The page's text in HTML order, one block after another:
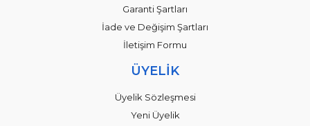
Garanti Şartları
İade ve Değişim Şartları
İletişim Formu
ÜYELİK
Üyelik Sözleşmesi
Yeni Üyelik